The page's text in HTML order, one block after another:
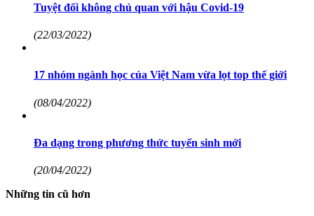
Tuyệt đối không chủ quan với hậu Covid-19
(22/03/2022)
17 nhóm ngành học của Việt Nam vừa lọt top thế giới
(08/04/2022)
Đa dạng trong phương thức tuyển sinh mới
(20/04/2022)
Những tin cũ hơn